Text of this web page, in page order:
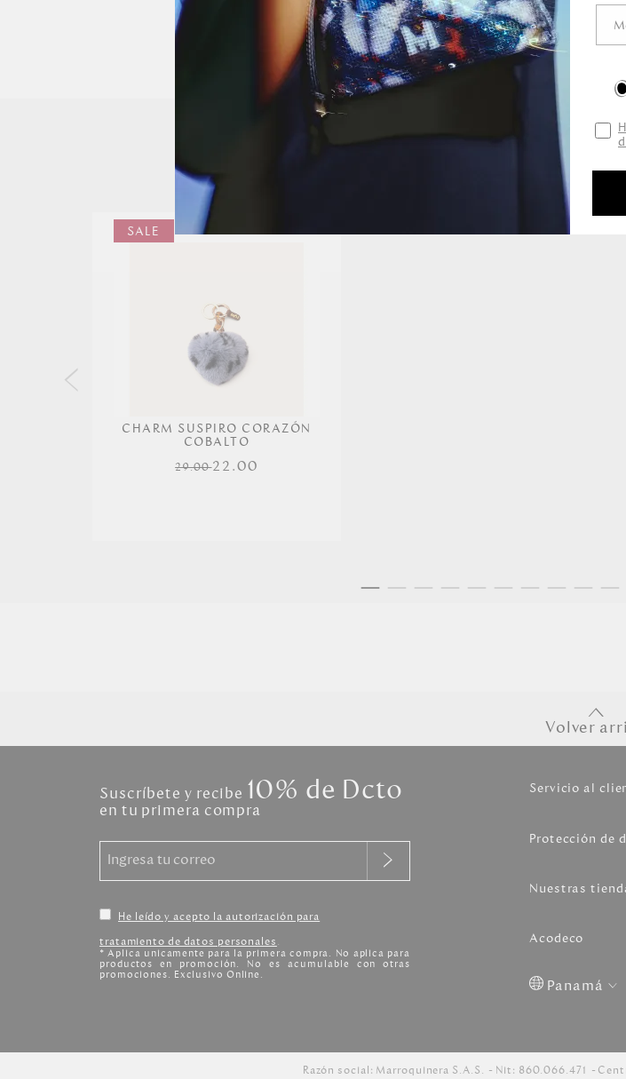
Productos
CHARM SUSPIRO CORAZÓN
COBALTO
29.0022.00
Volver
Suscríbete y recibe 10% de Dcto
en tu primera compra
He leído y acepto la autorización para
tratamiento de datos personales.
* Aplica unicamente para la primera compra. No aplica para
productos en promoción. No es acumulable con otras
promociones. Exclusivo Online.
Servicio al
Protección de
Nuestras
Acodeco
Panamá
Razón social: Marroquinera S.A.S. Nit: 860.066.471